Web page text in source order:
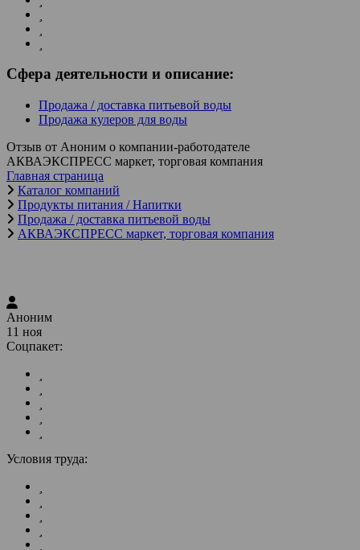
Сфера деятельности и описание:
Продажа / доставка питьевой воды
Продажа кулеров для воды
Отзыв от Аноним о компании-работодателе
АКВАЭКСПРЕСС маркет, торговая компания
Главная страница
Каталог компаний
Продукты питания / Напитки
Продажа / доставка питьевой воды
АКВАЭКСПРЕСС маркет, торговая компания
Аноним
11 ноя
Соцпакет:
Условия труда: